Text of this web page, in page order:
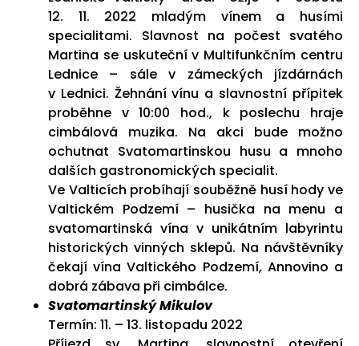
12. 11. 2022 mladým vínem a husími
specialitami. Slavnost na počest svatého
Martina se uskuteční v Multifunkčním centru
Lednice – sále v zámeckých jízdárnách
v Lednici. Žehnání vínu a slavnostní přípitek
proběhne v 10:00 hod., k poslechu hraje
cimbálová muzika. Na akci bude možno
ochutnat Svatomartinskou husu a mnoho
dalších gastronomických specialit.
Ve Valticích probíhají souběžně husí hody ve
Valtickém Podzemí – husička na menu a
svatomartinská vína v unikátním labyrintu
historických vinných sklepů. Na návštěvníky
čekají vína Valtického Podzemí, Annovino a
dobrá zábava při cimbálce.
Svatomartinský Mikulov
Termín: 11. – 13. listopadu 2022